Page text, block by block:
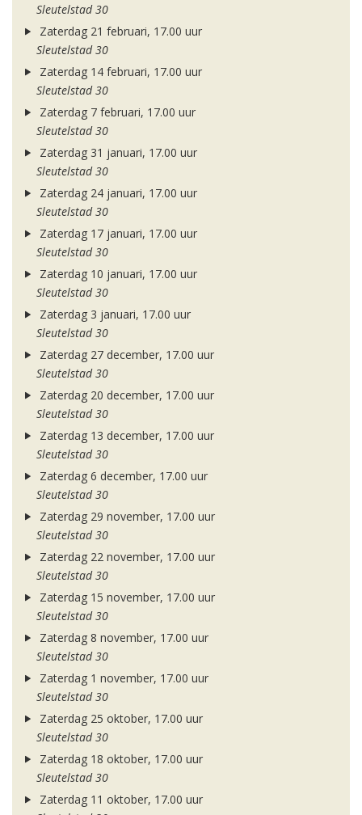
Sleutelstad 30
Zaterdag 21 februari, 17.00 uur
Sleutelstad 30
Zaterdag 14 februari, 17.00 uur
Sleutelstad 30
Zaterdag 7 februari, 17.00 uur
Sleutelstad 30
Zaterdag 31 januari, 17.00 uur
Sleutelstad 30
Zaterdag 24 januari, 17.00 uur
Sleutelstad 30
Zaterdag 17 januari, 17.00 uur
Sleutelstad 30
Zaterdag 10 januari, 17.00 uur
Sleutelstad 30
Zaterdag 3 januari, 17.00 uur
Sleutelstad 30
Zaterdag 27 december, 17.00 uur
Sleutelstad 30
Zaterdag 20 december, 17.00 uur
Sleutelstad 30
Zaterdag 13 december, 17.00 uur
Sleutelstad 30
Zaterdag 6 december, 17.00 uur
Sleutelstad 30
Zaterdag 29 november, 17.00 uur
Sleutelstad 30
Zaterdag 22 november, 17.00 uur
Sleutelstad 30
Zaterdag 15 november, 17.00 uur
Sleutelstad 30
Zaterdag 8 november, 17.00 uur
Sleutelstad 30
Zaterdag 1 november, 17.00 uur
Sleutelstad 30
Zaterdag 25 oktober, 17.00 uur
Sleutelstad 30
Zaterdag 18 oktober, 17.00 uur
Sleutelstad 30
Zaterdag 11 oktober, 17.00 uur